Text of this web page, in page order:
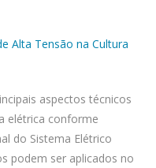
Alta Tensão na Cultura
aspectos técnicos
elétrica conforme
do Sistema Elétrico
podem ser aplicados no